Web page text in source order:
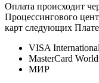
Оплата происходит
Процессингового
карт следующих
VISA International
MasterCard
МИР